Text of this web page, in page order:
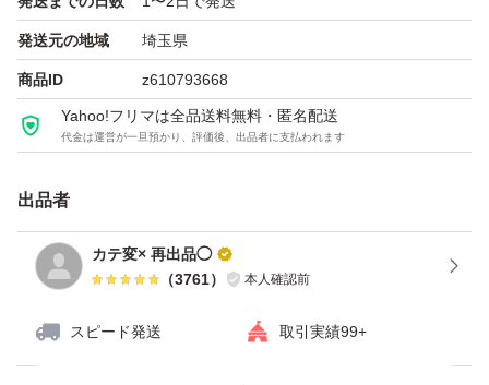
発送元の地域 埼玉県
商品ID z610793668
Yahoo!フリマは全品送料無料・匿名配送
代金は運営が一旦預かり、評価後、出品者に支払われます
出品者
カテ変× 再出品◯
（3761） 本人確認前
スピード発送 取引実績99+